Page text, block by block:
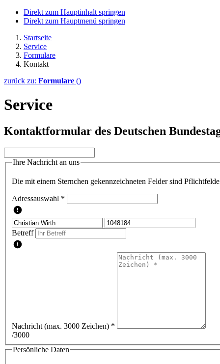
Direkt zum Hauptinhalt springen
Direkt zum Hauptmenü springen
Startseite
Service
Formulare
Kontakt
zurück zu: Formulare ()
Service
Kontaktformular des Deutschen
Ihre Nachricht an uns
Die mit einem Sternchen gekennzeichneten Felder sind
Adressauswahl *
Betreff
Nachricht (max. 3000 Zeichen) *
/3000
Persönliche Daten